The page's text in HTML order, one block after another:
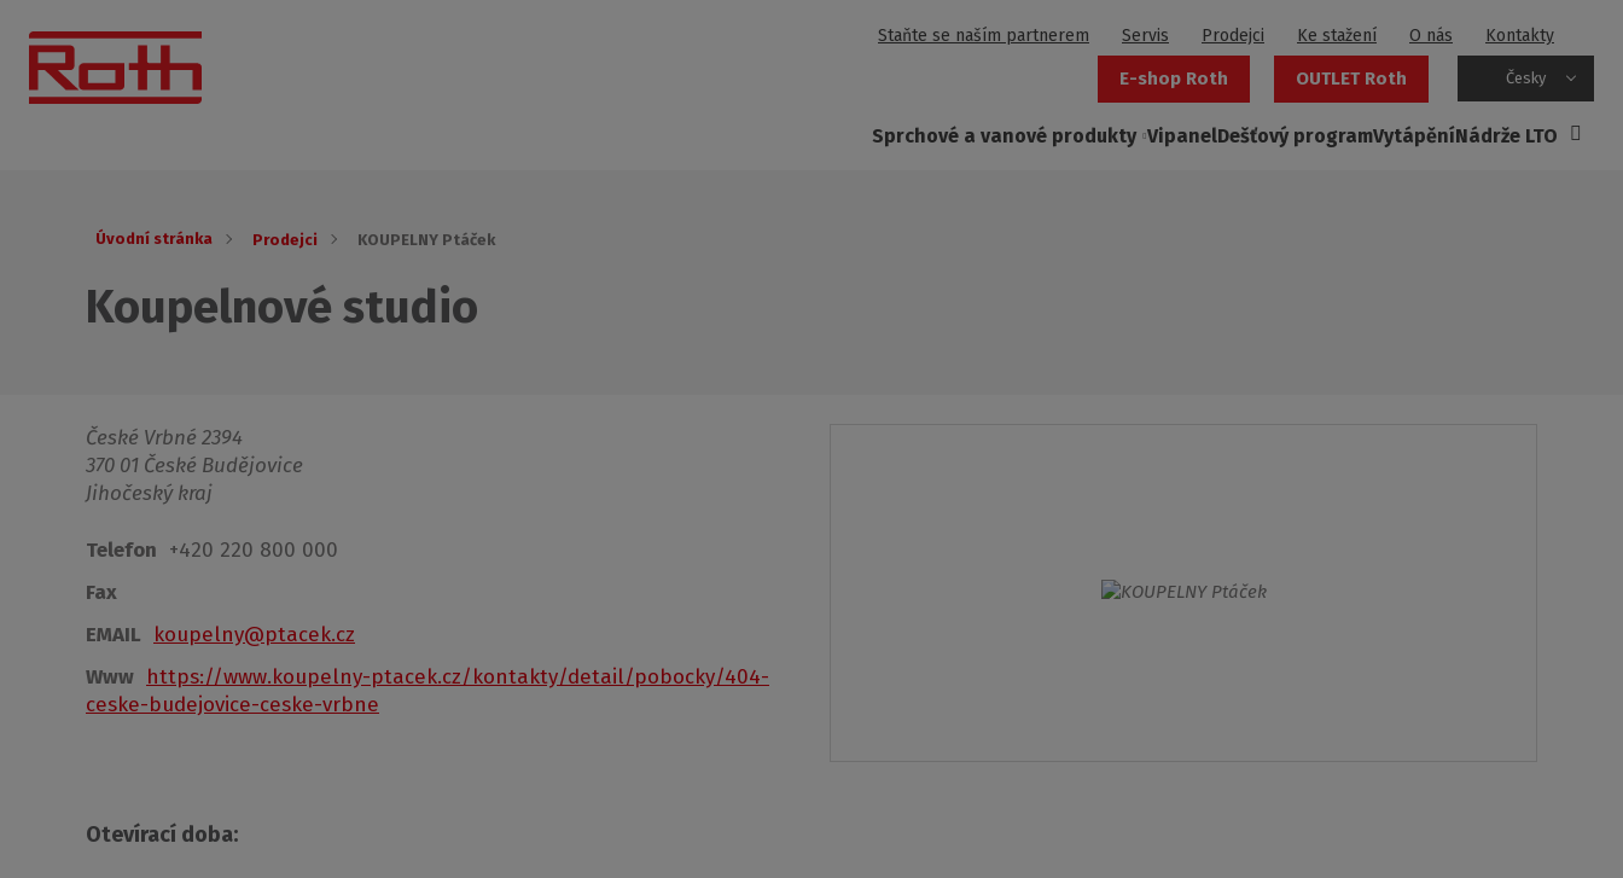
Staňte se naším partnerem Servis Prodejci Ke stažení O nás Kontakty
E-shop Roth OUTLET Roth Česky
Sprchové a vanové produkty VipanelDešťový programVytápěníNádrže LTO
Úvodní stránka Prodejci KOUPELNY Ptáček
Koupelnové studio
České Vrbné 2394
370 01 České Budějovice
Jihočeský kraj
Telefon +420 220 800 000
Fax
EMAIL
koupelny@ptacek.cz
Www https://www.koupelny-ptacek.cz/kontakty/detail/pobocky/404-
ceske-budejovice-ceske-vrbne
Otevírací doba: